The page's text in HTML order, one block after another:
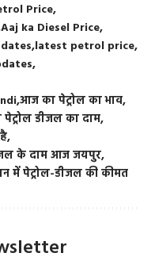
Price
Aaj ka Diesel Price
latest petrol price
आज का पेट्रोल का भाव
डीजल का दाम
के दाम आज जयपुर
में पेट्रोल-डीजल की कीमत